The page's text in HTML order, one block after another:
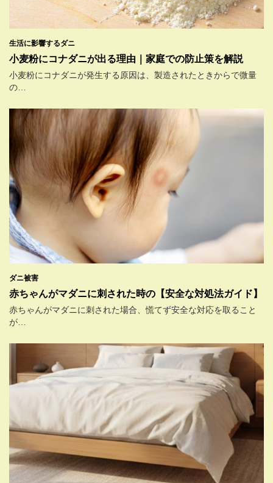
生活に影響するダニ
小麦粉にコナダニが出る理由｜家庭での防止策を解説
小麦粉にコナダニが発生する原因は、製造されたときからで微量
の…
ダニ被害
赤ちゃんがマダニに刺された時の【安全な対処法ガイド】
赤ちゃんがマダニに刺された場合、慌てず安全な対応を取ること
が…